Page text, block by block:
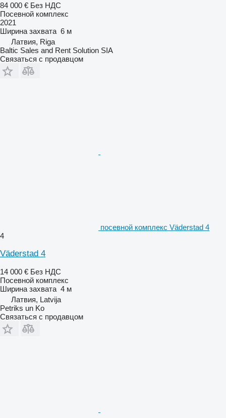
84 000 € Без НДС
Посевной комплекс
2021
Ширина захвата 6 м
Латвия, Riga
Baltic Sales and Rent Solution SIA
Связаться с продавцом
посевной комплекс Väderstad 4
4
Väderstad 4
14 000 € Без НДС
Посевной комплекс
Ширина захвата 4 м
Латвия, Latvija
Petriks un Ko
Связаться с продавцом